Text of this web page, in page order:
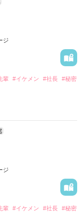
、中には魔法専門の
する。
徒達はトリストチー
れが「トリックスト
の全てを注いでい
と魔法の物語…。
ジ
輩 #イケメン #社長 #秘密
ではちゃんとした
る。
人屋。
紗姫(クロハラ・サ
ジ
輩 #イケメン #社長 #秘密